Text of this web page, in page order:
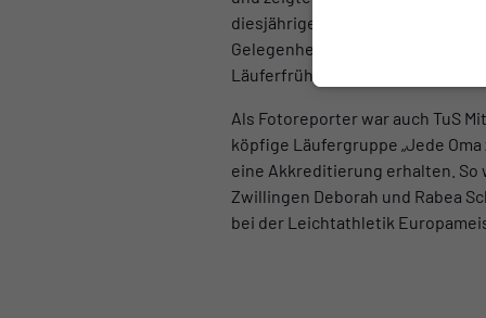
diesjährigen Marathons
Gelegenheit zum Jedermanns
Läuferfrühstück.
Als Fotoreporter war auch TuS
köpfige Läufergruppe „Jede
eine Akkreditierung erhalten.
Zwillingen Deborah und Rabea
bei der Leichtathletik